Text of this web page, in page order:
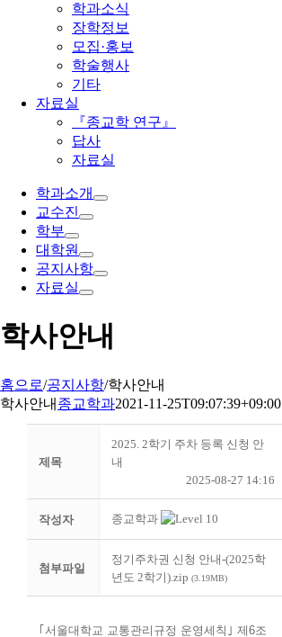
학과소식
장학정보
모집·홍보
학술행사
기타
자료실
『종교학 연구』
답사
자료실
학과소개
교수진
학부
대학원
공지사항
자료실
학사안내
홈으로/공지사항/학사안내
학사안내 종교학과2021-11-25T09:07:39+09:00
제목
2025. 2학기 주차 등록 신청 안
내
2025-08-27 14:16
작성자 종교학과
첨부파일
정기주차권 신청 안내-(2025학
년도 2학기).zip (3.19MB)
｢서울대학교 교통관리규정 운영세칙｣ 제6조